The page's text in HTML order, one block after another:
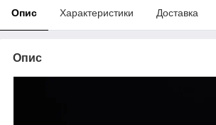
Опис Характеристики Доставка
Опис